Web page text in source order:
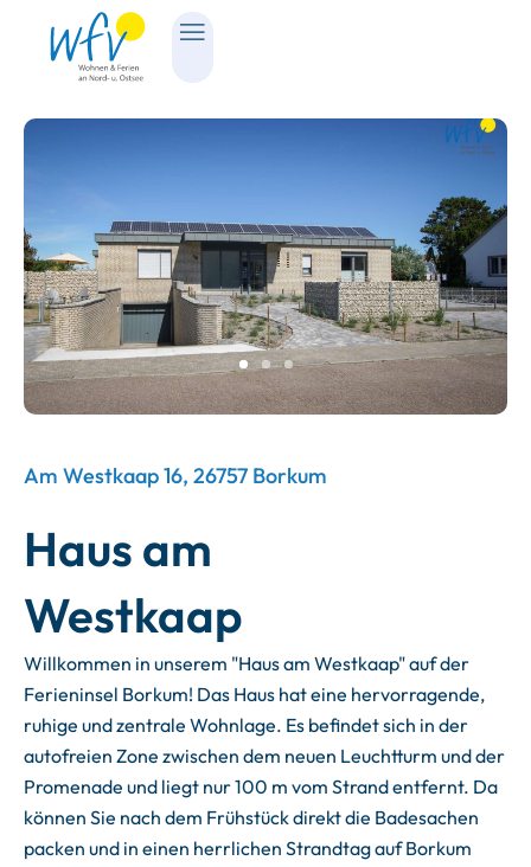
Am Westkaap 16, 26757 Borkum
Haus am
Westkaap
Willkommen in unserem "Haus am Westkaap" auf der
Ferieninsel Borkum! Das Haus hat eine hervorragende,
ruhige und zentrale Wohnlage. Es befindet sich in der
autofreien Zone zwischen dem neuen Leuchtturm und der
Promenade und liegt nur 100 m vom Strand entfernt. Da
können Sie nach dem Frühstück direkt die Badesachen
packen und in einen herrlichen Strandtag auf Borkum